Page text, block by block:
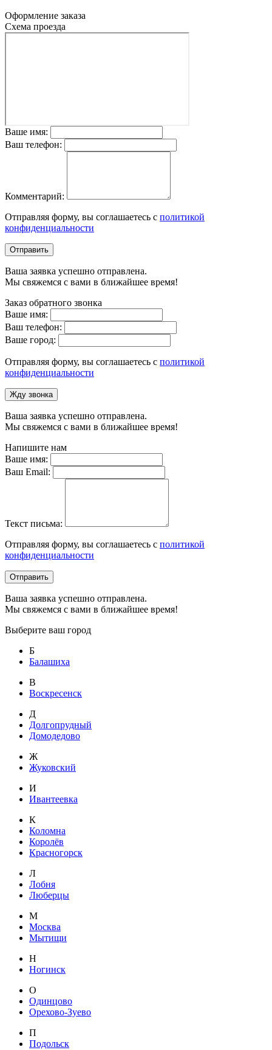
Оформление заказа
Схема проезда
Ваше имя:
Ваш телефон:
Комментарий:
Отправляя форму, вы соглашаетесь с политикой
конфиденциальности
Отправить
Ваша заявка успешно отправлена.
Мы свяжемся с вами в ближайшее время!
Заказ обратного звонка
Ваше имя:
Ваш телефон:
Ваше город:
Отправляя форму, вы соглашаетесь с политикой
конфиденциальности
Жду звонка
Ваша заявка успешно отправлена.
Мы свяжемся с вами в ближайшее время!
Напишите нам
Ваше имя:
Ваш Email:
Текст письма:
Отправляя форму, вы соглашаетесь с политикой
конфиденциальности
Отправить
Ваша заявка успешно отправлена.
Мы свяжемся с вами в ближайшее время!
Выберите ваш город
Б
Балашиха
В
Воскресенск
Д
Долгопрудный
Домодедово
Ж
Жуковский
И
Ивантеевка
К
Коломна
Королёв
Красногорск
Л
Лобня
Люберцы
М
Москва
Мытищи
Н
Ногинск
О
Одинцово
Орехово-Зуево
П
Подольск